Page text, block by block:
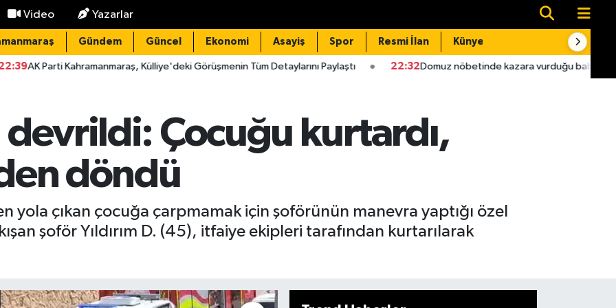
Video Yazarlar
Gündem Güncel Ekonomi Asayiş Spor Resmi İlan Künye
Külliye'deki Görüşmenin Tüm Detaylarını Paylaştı 22:32Domuz nöbetinde kazara vurduğu babası hastanede öldü
devrildi: Çocuğu kurtardı,
döndü
yola çıkan çocuğa çarpmamak için şoförünün manevra yaptığı özel
şoför Yıldırım D. (45), itfaiye ekipleri tarafından kurtarılarak